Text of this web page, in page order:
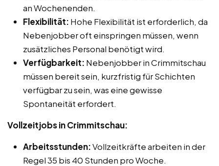
an Wochenenden.
Flexibilität: Hohe Flexibilität ist erforderlich, da
Nebenjobber oft einspringen müssen, wenn
zusätzliches Personal benötigt wird.
Verfügbarkeit: Nebenjobber in Crimmitschau
müssen bereit sein, kurzfristig für Schichten
verfügbar zu sein, was eine gewisse
Spontaneität erfordert.
Vollzeitjobs in Crimmitschau:
Arbeitsstunden:Vollzeitkräfte arbeiten in der
Regel 35 bis 40 Stunden pro Woche.